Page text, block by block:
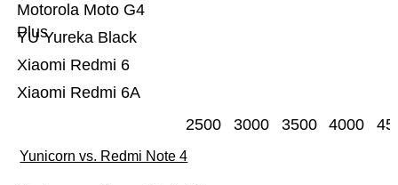
Xiaomi Redmi 6A
Xiaomi Redmi 6
YU Yureka Black
Motorola Moto G4
Plus
2500 3000 3500 4000
Yunicorn vs. Redmi Note 4